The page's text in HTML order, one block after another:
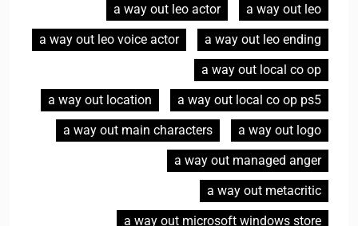
a way out leo
a way out leo actor
a way out leo ending
a way out leo voice actor
a way out local co op
a way out local co op ps5
a way out location
a way out logo
a way out main characters
a way out managed anger
a way out metacritic
a way out microsoft windows store